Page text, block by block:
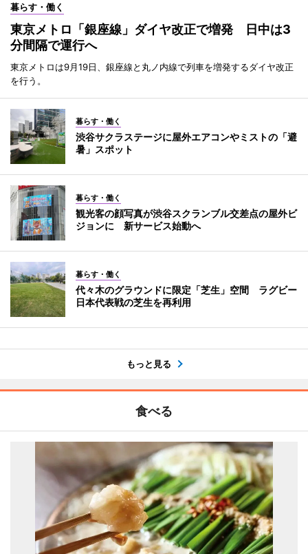
暮らす・働く
東京メトロ「銀座線」ダイヤ改正で増発 日中は3
分間隔で運行へ
東京メトロは9月19日、銀座線と丸ノ内線で列車を増発するダイヤ改正
を行う。
暮らす・働く
渋谷サクラステージに屋外エアコンやミストの「避
暑」スポット
暮らす・働く
観光客の顔写真が渋谷スクランブル交差点の屋外ビ
ジョンに 新サービス始動へ
暮らす・働く
代々木のグラウンドに限定「芝生」空間 ラグビー
日本代表戦の芝生を再利用
もっと見る
食べる